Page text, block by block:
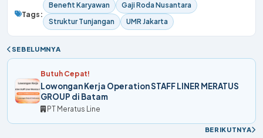
Tags:
Benefit Karyawan
Gaji Roda Nusantara
Struktur Tunjangan
UMR Jakarta
SEBELUMNYA
Butuh Cepat!
Lowongan Kerja Operation STAFF LINER MERATUS
GROUP di Batam
PT Meratus Line
BERIKUTNYA